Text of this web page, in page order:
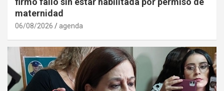
maternidad
06/08/2026 agenda